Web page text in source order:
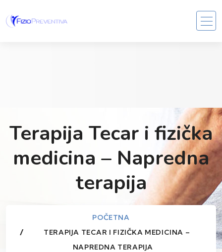
Terapija Tecar i fizička
medicina – Napredna
terapija
POČETNA
TERAPIJA TECAR I FIZIČKA MEDICINA –
NAPREDNA TERAPIJA